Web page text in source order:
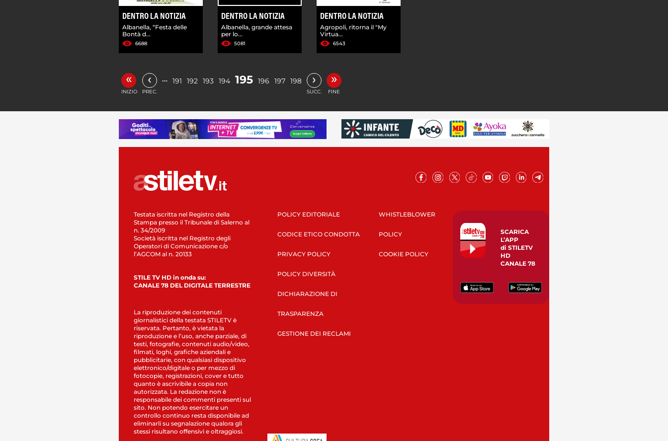
DENTRO LA NOTIZIA
Albanella, “Festa delle
Bontà d...
6688
DENTRO LA NOTIZIA
Albanella, grande attesa
per lo...
5081
DENTRO LA NOTIZIA
Agropoli, ritorna il "My
Virtua...
6543
«
INIZIO
‹
PREC.
… 191 192 193 194 195 196 197 198 ›
SUCC.
»
FINE
Testata iscritta nel Registro della
Stampa presso il Tribunale di Salerno al
n. 34/2009
Società iscritta nel Registro degli
Operatori di Comunicazione c/o
l’AGCOM al n. 20133
STILE TV HD in onda su:
CANALE 78 DEL DIGITALE TERRESTRE
La riproduzione dei contenuti
giornalistici della testata STILETV è
riservata. Pertanto, è vietata la
riproduzione e l’uso, anche parziale, di
testi, fotografie, contenuti audio/video,
filmati, loghi, grafiche aziendali e
pubblicitarie, con qualsiasi dispositivo
elettronico/digitale o per mezzo di
fotocopie, registrazioni, cover e tutto
quanto è ascrivibile a copia non
autorizzata. La redazione non è
responsabile dei commenti presenti sul
sito. Non potendo esercitare un
controllo continuo resta disponibile ad
eliminarli su segnalazione qualora gli
stessi risultano offensivi e oltraggiosi.
POLICY EDITORIALE
CODICE ETICO CONDOTTA
PRIVACY POLICY
POLICY DIVERSITÀ
DICHIARAZIONE DI
TRASPARENZA
GESTIONE DEI RECLAMI
WHISTLEBLOWER
POLICY
COOKIE POLICY
SCARICA
L’APP
di STILETV
HD
CANALE 78